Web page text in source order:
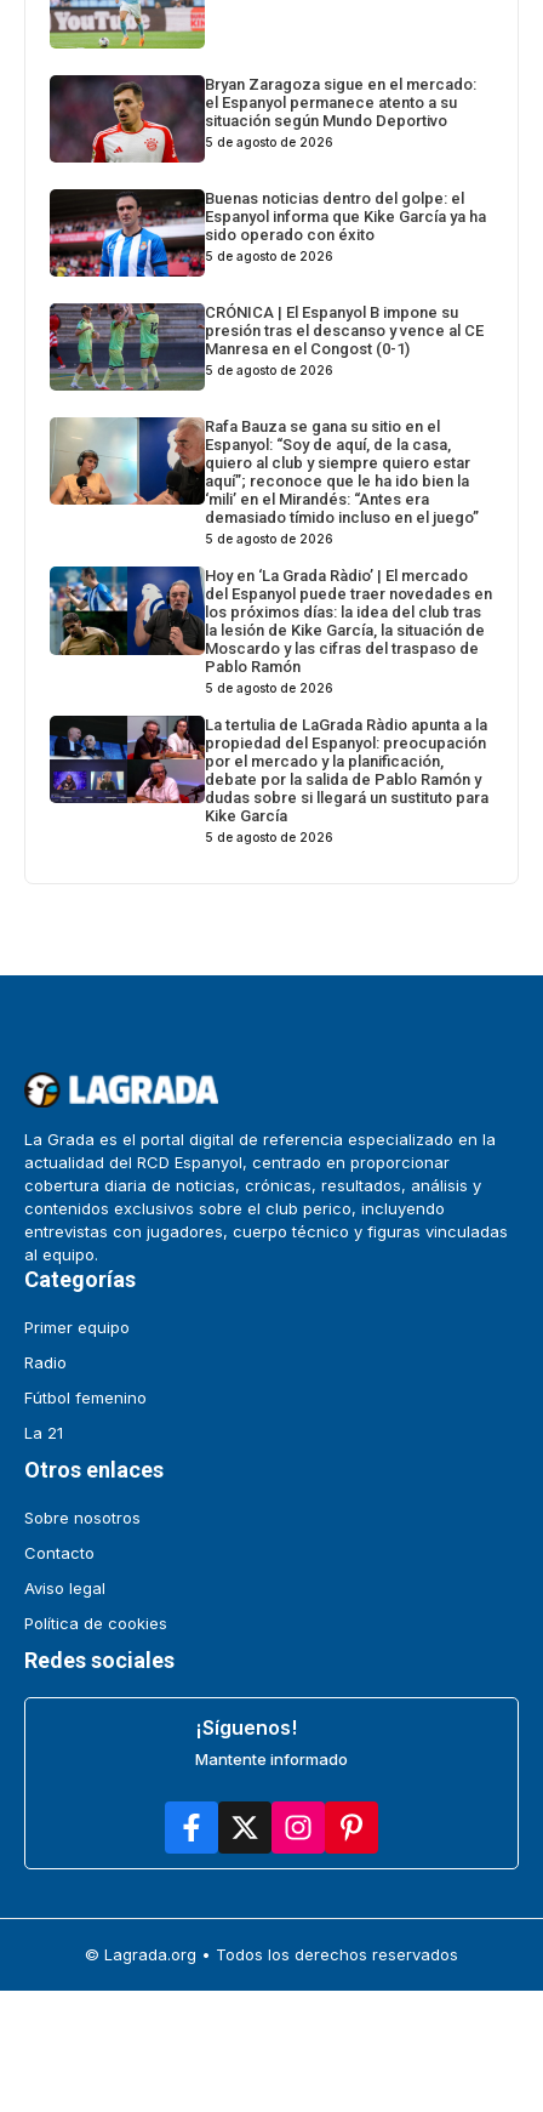
Bryan Zaragoza sigue en el mercado:
el Espanyol permanece atento a su
situación según Mundo Deportivo
5 de agosto de 2026
Buenas noticias dentro del golpe: el
Espanyol informa que Kike García ya ha
sido operado con éxito
5 de agosto de 2026
CRÓNICA | El Espanyol B impone su
presión tras el descanso y vence al CE
Manresa en el Congost (0-1)
5 de agosto de 2026
Rafa Bauza se gana su sitio en el
Espanyol: “Soy de aquí, de la casa,
quiero al club y siempre quiero estar
aquí”; reconoce que le ha ido bien la
‘mili’ en el Mirandés: “Antes era
demasiado tímido incluso en el juego”
5 de agosto de 2026
Hoy en ‘La Grada Ràdio’ | El mercado
del Espanyol puede traer novedades en
los próximos días: la idea del club tras
la lesión de Kike García, la situación de
Moscardo y las cifras del traspaso de
Pablo Ramón
5 de agosto de 2026
La tertulia de LaGrada Ràdio apunta a la
propiedad del Espanyol: preocupación
por el mercado y la planificación,
debate por la salida de Pablo Ramón y
dudas sobre si llegará un sustituto para
Kike García
5 de agosto de 2026
La Grada es el portal digital de referencia especializado en la
actualidad del RCD Espanyol, centrado en proporcionar
cobertura diaria de noticias, crónicas, resultados, análisis y
contenidos exclusivos sobre el club perico, incluyendo
entrevistas con jugadores, cuerpo técnico y figuras vinculadas
al equipo.
Categorías
Primer equipo
Radio
Fútbol femenino
La 21
Otros enlaces
Sobre nosotros
Contacto
Aviso legal
Política de cookies
Redes sociales
¡Síguenos!
Mantente informado
© Lagrada.org • Todos los derechos reservados